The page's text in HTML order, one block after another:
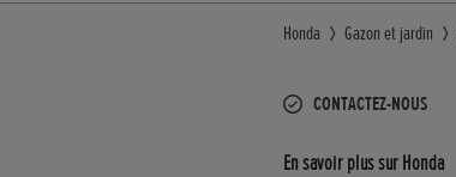
Honda Gazon et jardin
CONTACTEZ-NOUS
En savoir plus sur Honda